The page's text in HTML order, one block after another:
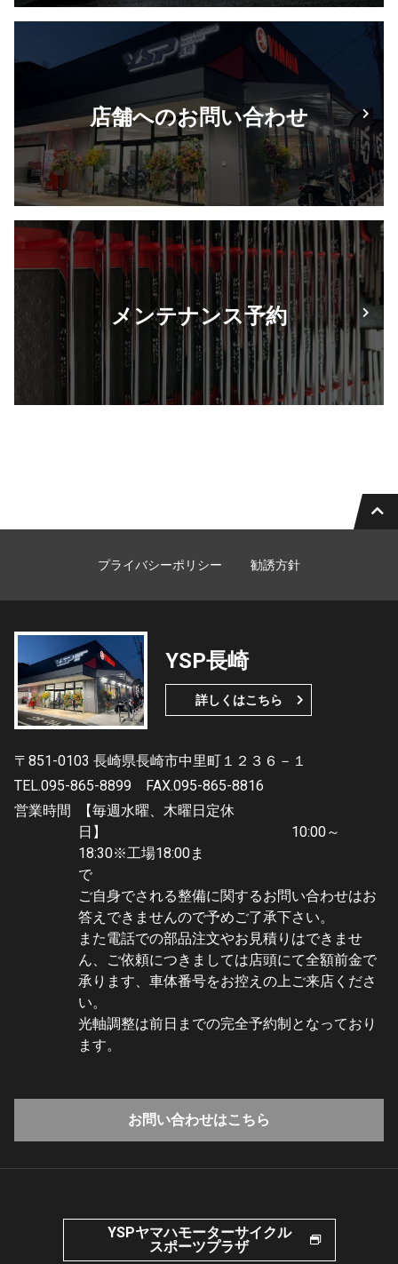
店舗へのお問い合わせ
メンテナンス予約
プライバシーポリシー 勧誘方針
YSP長崎
詳しくはこちら
〒851-0103 長崎県長崎市中里町１２３６－１
TEL.095-865-8899
FAX.095-865-8816
営業時間
【毎週水曜、木曜日定休
日】 10:00～
18:30※工場18:00ま
で
ご自身でされる整備に関するお問い合わせはお
答えできませんので予めご了承下さい。
また電話での部品注文やお見積りはできませ
ん、ご依頼につきましては店頭にて全額前金で
承ります、車体番号をお控えの上ご来店くださ
い。
光軸調整は前日までの完全予約制となっており
ます。
お問い合わせはこちら
YSPヤマハモーターサイクル
スポーツプラザ